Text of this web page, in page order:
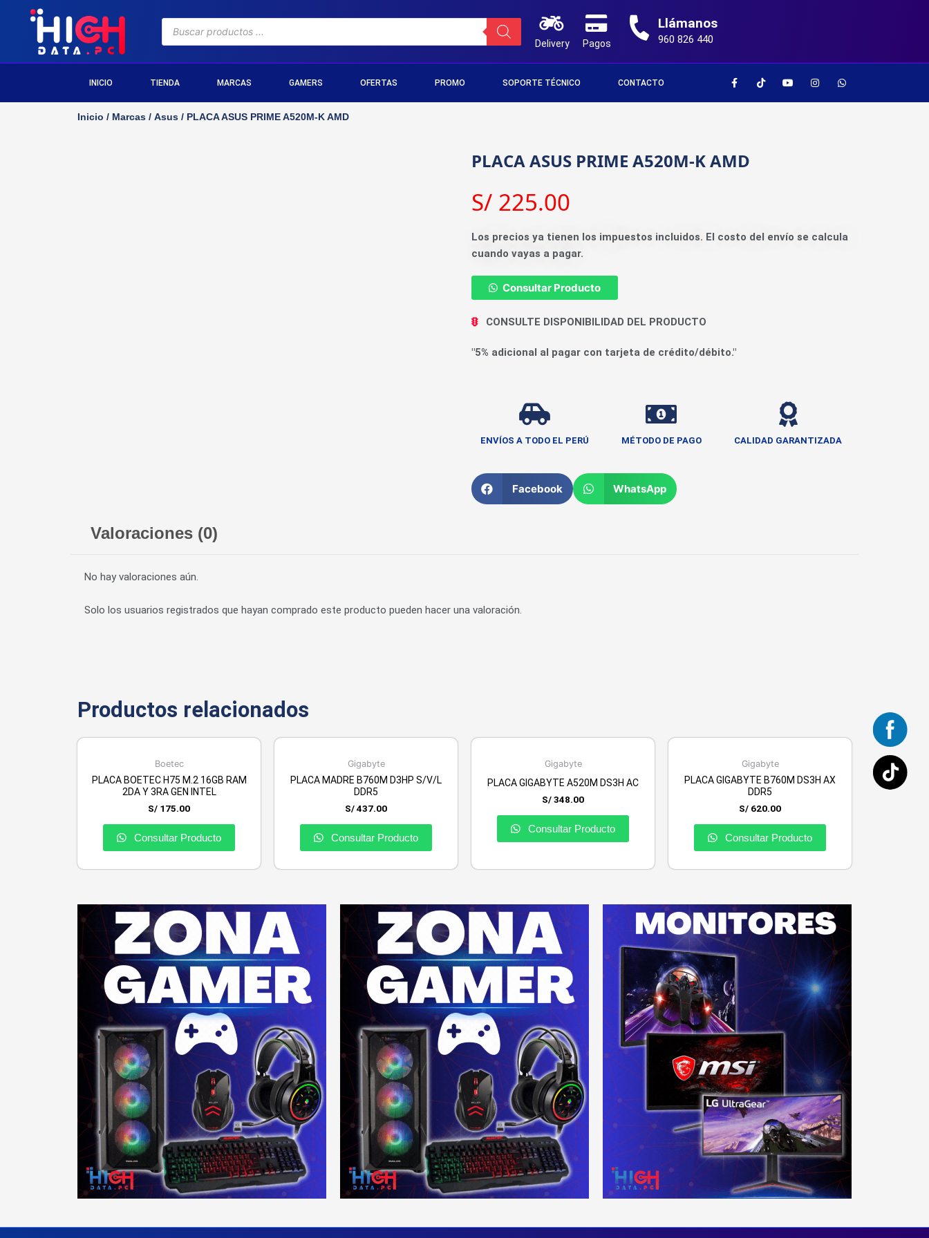
Delivery Pagos
Llámanos
960 826 440
INICIO TIENDA MARCAS GAMERS OFERTAS PROMO SOPORTE TÉCNICO CONTACTO
Inicio / Marcas / Asus / PLACA ASUS PRIME A520M-K AMD
PLACA ASUS PRIME A520M-K AMD
S/ 225.00
Los precios ya tienen los impuestos incluidos. El costo del envío se calcula
cuando vayas a pagar.
Consultar Producto
CONSULTE DISPONIBILIDAD DEL PRODUCTO
"5% adicional al pagar con tarjeta de crédito/débito."
ENVÍOS A TODO EL PERÚ MÉTODO DE PAGO CALIDAD GARANTIZADA
Facebook WhatsApp
Valoraciones (0)
No hay valoraciones aún.
Solo los usuarios registrados que hayan comprado este producto pueden hacer una valoración.
Productos relacionados
Boetec
PLACA BOETEC H75 M.2 16GB RAM
2DA Y 3RA GEN INTEL
S/ 175.00
Consultar Producto
Gigabyte
PLACA MADRE B760M D3HP S/V/L
DDR5
S/437.00
Consultar Producto
Gigabyte
PLACA GIGABYTE A520M DS3H AC
S/348.00
Consultar Producto
Gigabyte
PLACA GIGABYTE B760M DS3H AX
DDR5
S/ 620.00
Consultar Producto